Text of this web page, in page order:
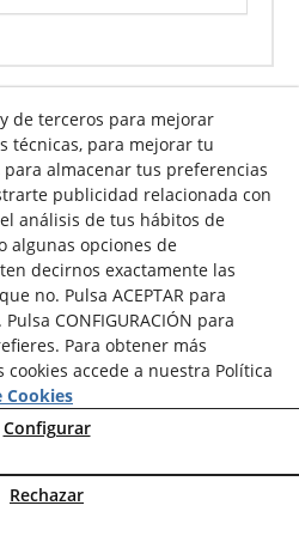
de terceros para mejorar
técnicas, para mejorar tu
almacenar tus preferencias
publicidad relacionada con
análisis de tus hábitos de
algunas opciones de
decirnos exactamente las
no. Pulsa ACEPTAR para
CONFIGURACIÓN para
Para obtener más
accede a nuestra Política
Cookies
Configurar
Rechazar